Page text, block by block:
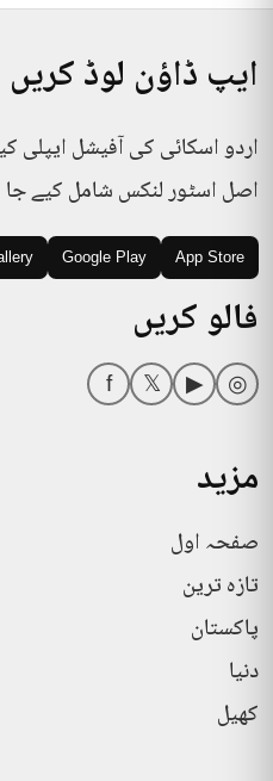
ایپ ڈاؤن لوڈ کریں
اردو اسکائی کی آفیشل ایپلی
اصل اسٹور لنکس شامل کیے جا
App Store
Google Play
فالو کریں
◎
▶
𝕏
f
مزید
صفحہ اول
تازہ ترین
پاکستان
دنیا
کھیل